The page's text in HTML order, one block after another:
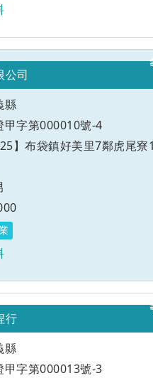
公司
縣
甲字第000010號-4
】布袋鎮好美里7鄰虎尾寮
行
縣
甲字第000013號-3